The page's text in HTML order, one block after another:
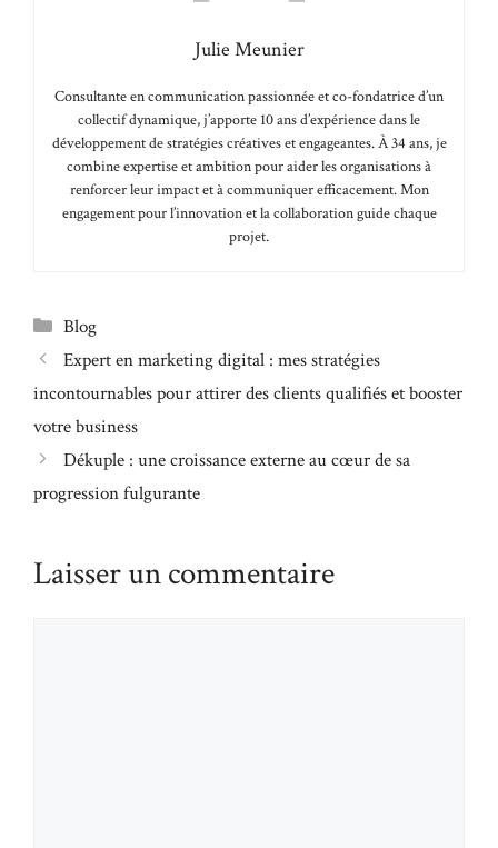
Julie Meunier
Consultante en communication passionnée et co-fondatrice d’un
collectif dynamique, j’apporte 10 ans d’expérience dans le
développement de stratégies créatives et engageantes. À 34 ans, je
combine expertise et ambition pour aider les organisations à
renforcer leur impact et à communiquer efficacement. Mon
engagement pour l’innovation et la collaboration guide chaque
projet.
Catégories
Blog
Expert en marketing digital : mes stratégies
incontournables pour attirer des clients qualifiés et booster
votre business
Dékuple : une croissance externe au cœur de sa
progression fulgurante
Laisser un commentaire